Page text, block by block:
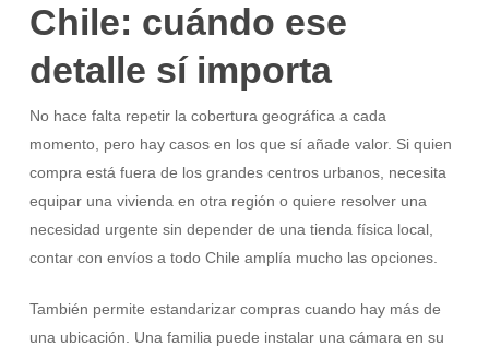
Chile: cuándo ese
detalle sí importa
No hace falta repetir la cobertura geográfica a cada
momento, pero hay casos en los que sí añade valor. Si quien
compra está fuera de los grandes centros urbanos, necesita
equipar una vivienda en otra región o quiere resolver una
necesidad urgente sin depender de una tienda física local,
contar con envíos a todo Chile amplía mucho las opciones.
También permite estandarizar compras cuando hay más de
una ubicación. Una familia puede instalar una cámara en su